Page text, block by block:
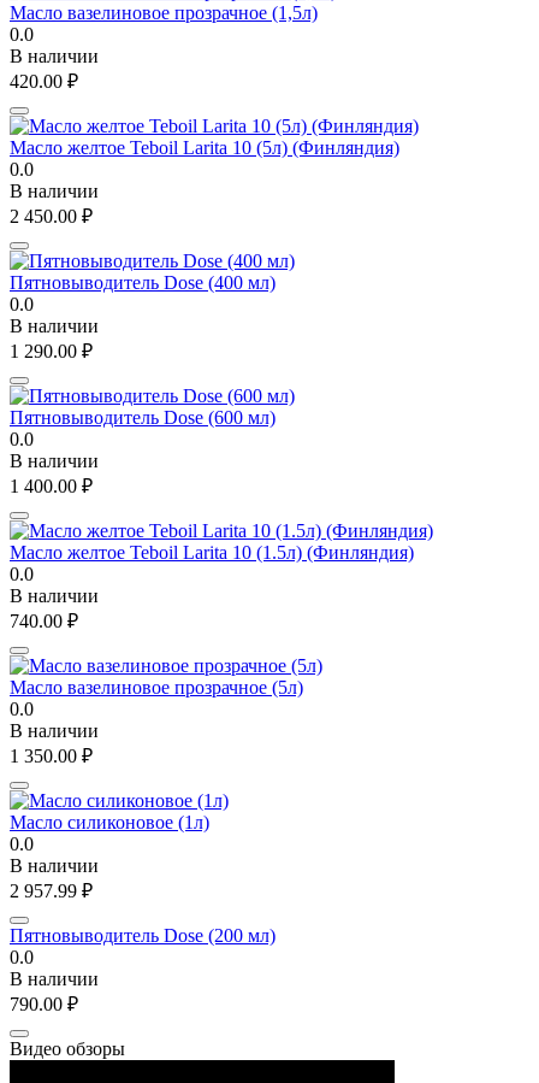
Масло вазелиновое прозрачное (1,5л)
0.0
В наличии
420.00 ₽
Масло желтое Teboil Larita 10 (5л) (Финляндия)
0.0
В наличии
2 450.00 ₽
Пятновыводитель Dose (400 мл)
0.0
В наличии
1 290.00 ₽
Пятновыводитель Dose (600 мл)
0.0
В наличии
1 400.00 ₽
Масло желтое Teboil Larita 10 (1.5л) (Финляндия)
0.0
В наличии
740.00 ₽
Масло вазелиновое прозрачное (5л)
0.0
В наличии
1 350.00 ₽
Масло силиконовое (1л)
0.0
В наличии
2 957.99 ₽
Пятновыводитель Dose (200 мл)
0.0
В наличии
790.00 ₽
Видео обзоры